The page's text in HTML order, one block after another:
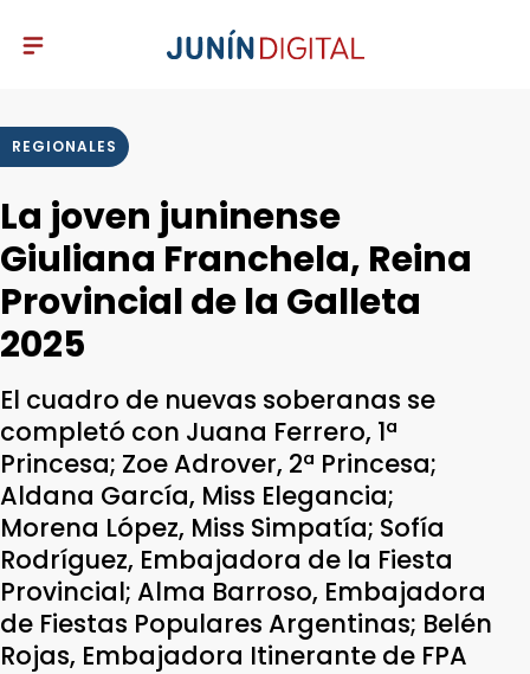
REGIONALES
La joven juninense
Giuliana Franchela, Reina
Provincial de la Galleta
2025
El cuadro de nuevas soberanas se
completó con Juana Ferrero, 1ª
Princesa; Zoe Adrover, 2ª Princesa;
Aldana García, Miss Elegancia;
Morena López, Miss Simpatía; Sofía
Rodríguez, Embajadora de la Fiesta
Provincial; Alma Barroso, Embajadora
de Fiestas Populares Argentinas; Belén
Rojas, Embajadora Itinerante de FPA